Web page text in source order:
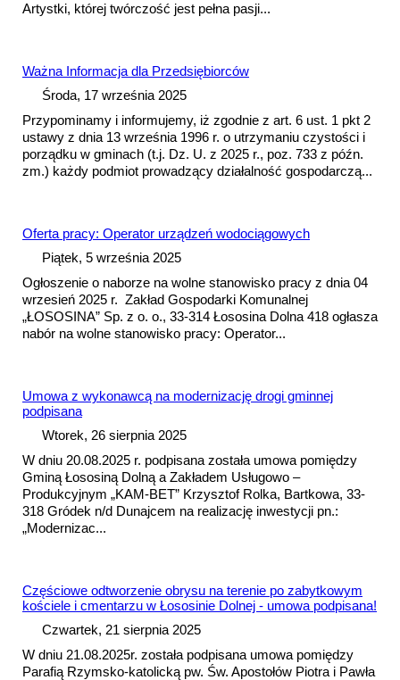
Artystki, której twórczość jest pełna pasji...
Ważna Informacja dla Przedsiębiorców
Środa, 17 września 2025
Przypominamy i informujemy, iż zgodnie z art. 6 ust. 1 pkt 2
ustawy z dnia 13 września 1996 r. o utrzymaniu czystości i
porządku w gminach (t.j. Dz. U. z 2025 r., poz. 733 z późn.
zm.) każdy podmiot prowadzący działalność gospodarczą...
Oferta pracy: Operator urządzeń wodociągowych
Piątek, 5 września 2025
Ogłoszenie o naborze na wolne stanowisko pracy z dnia 04
wrzesień 2025 r. Zakład Gospodarki Komunalnej
„ŁOSOSINA” Sp. z o. o., 33-314 Łososina Dolna 418 ogłasza
nabór na wolne stanowisko pracy: Operator...
Umowa z wykonawcą na modernizację drogi gminnej
podpisana
Wtorek, 26 sierpnia 2025
W dniu 20.08.2025 r. podpisana została umowa pomiędzy
Gminą Łososiną Dolną a Zakładem Usługowo –
Produkcyjnym „KAM-BET” Krzysztof Rolka, Bartkowa, 33-
318 Gródek n/d Dunajcem na realizację inwestycji pn.:
„Modernizac...
Częściowe odtworzenie obrysu na terenie po zabytkowym
kościele i cmentarzu w Łososinie Dolnej - umowa podpisana!
Czwartek, 21 sierpnia 2025
W dniu 21.08.2025r. została podpisana umowa pomiędzy
Parafią Rzymsko-katolicką pw. Św. Apostołów Piotra i Pawła